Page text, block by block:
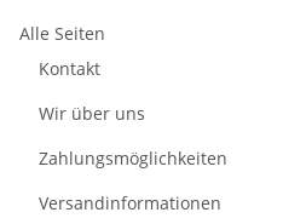
Alle Seiten
Kontakt
Wir über uns
Zahlungsmöglichkeiten
Versandinformationen